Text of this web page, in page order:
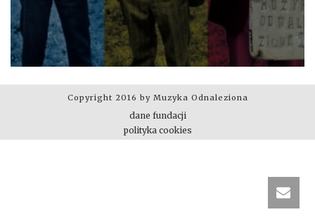
Copyright 2016 by Muzyka Odnaleziona
dane fundacji
polityka cookies